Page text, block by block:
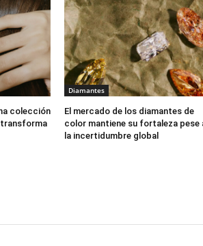
colección
transforma
Diamantes
El mercado de los diamantes de
color mantiene su fortaleza pese
la incertidumbre global